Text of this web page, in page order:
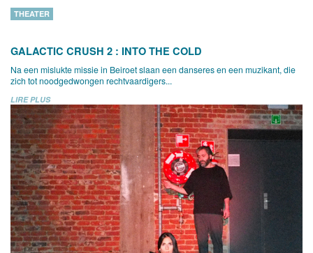
THEATER
GALACTIC CRUSH 2 : INTO THE COLD
Na een mislukte missie in Beiroet slaan een danseres en een muzikant, die
zich tot noodgedwongen rechtvaardigers...
LIRE PLUS